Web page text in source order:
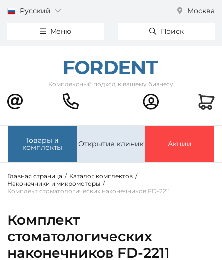
Русский Москва
Меню Поиск
Комплексный подход к вашему бизнесу
Товары и
комплекты Открытие клиник Акции
Главная страница / Каталог комплектов /
Наконечники и микромоторы /
Комплект стоматологических наконечников FD-2211
Комплект
стоматологических
наконечников FD-2211